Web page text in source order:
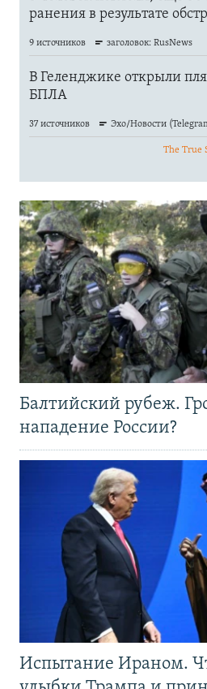
Балтийский рубеж.
нападение России?
Испытание Ираном.